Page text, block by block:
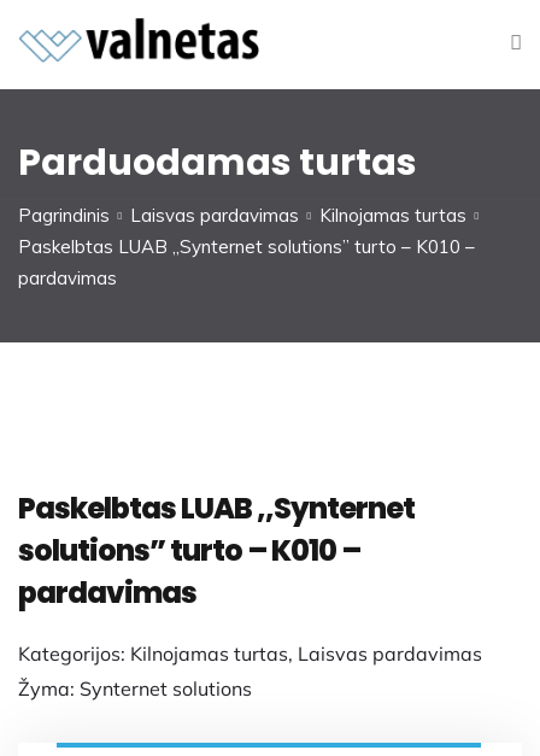
Parduodamas turtas
Pagrindinis Laisvas pardavimas
Kilnojamas turtas
Paskelbtas LUAB ,,Synternet solutions” turto – K010 –
pardavimas
Paskelbtas LUAB ,,Synternet
solutions” turto – K010 –
pardavimas
Kategorijos: Kilnojamas turtas, Laisvas pardavimas
Žyma: Synternet solutions